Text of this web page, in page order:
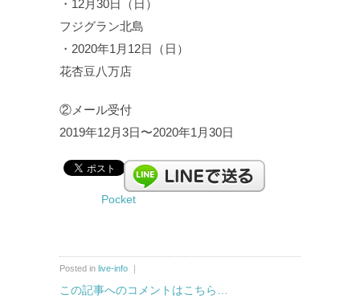
・12月30日（日）
フジグラン北島
・2020年1月12日（日）
花杏豆八万店
②メール受付
2019年12月3日〜2020年1月30日
Pocket
Posted in live-info ｜
この記事へのコメントはこちら…